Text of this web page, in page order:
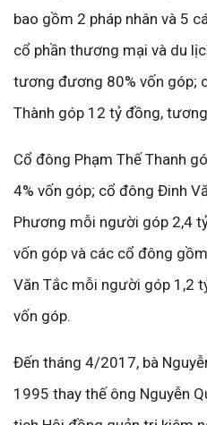
bao gồm 2 pháp nhân và 5
cổ phần thương mại và du
tương đương 80% vốn góp;
Thành góp 12 tỷ đồng,
Cổ đông Phạm Thế Thanh
4% vốn góp; cổ đông Đinh
Phương mỗi người góp 2,4
vốn góp và các cổ đông
Văn Tắc mỗi người góp 1,2
vốn góp.
Đến tháng 4/2017, bà
1995 thay thế ông Nguyễn